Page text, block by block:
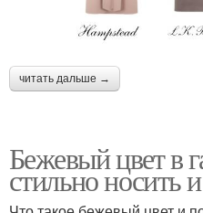
читать дальше →
Бежевый цвет в
стильно носить